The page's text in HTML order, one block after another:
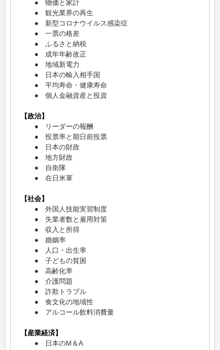
● 物価と家計
● 観光業界の再生
● 新型コロナウイルス感染症
● 一票の格差
● ふるさと納税
● 成年年齢改正
● 地域新電力
● 日本の輸入相手国
● 平均寿命・健康寿命
● 個人金融資産と投資
【政治】
● リーダーの報酬
● 投票率と期日前投票
● 日本の財政
● 地方財政
● 自衛隊
● 在日米軍
【社会】
● 外国人技能実習制度
● 失業者数と雇用対策
● 収入と所得
● 婚姻率
● 人口・出生率
● 子どもの貧困
● 高齢化率
● 介護問題
● 詐欺トラブル
● 食文化の地域性
● アルコール飲料消費量
【産業経済】
● 日本のM＆A